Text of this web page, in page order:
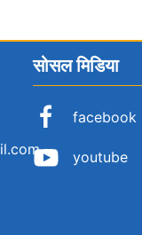
सोसल मिडिया
facebook
youtube